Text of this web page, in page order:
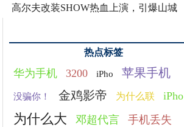
高尔夫改装SHOW热血上演，引爆山城
热点标签
华为手机 3200 iPho 苹果手机
没骗你！ 金鸡影帝 为什么联 iPho
为什么大 邓超代言 手机丢失